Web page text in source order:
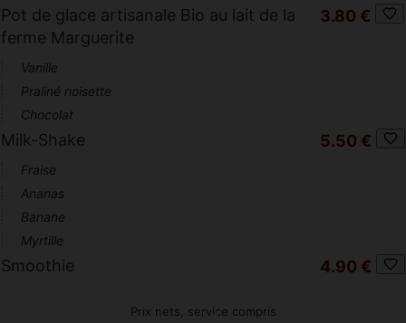
Pot de glace artisanale Bio au lait de la
ferme Marguerite
3.80 €
Vanille
Praliné noisette
Chocolat
Milk-Shake 5.50 €
Fraise
Ananas
Banane
Myrtille
Smoothie 4.90 €
Prix nets, service compris